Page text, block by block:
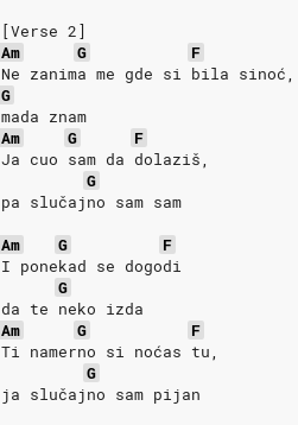
[Verse 2]
Am
G
F
Ne zanima me gde si bila sinoć,
G
mada znam
Am
G
F
Ja cuo sam da dolaziš,
G
pa slučajno sam sam
Am
G
F
I ponekad se dogodi
G
da te neko izda
Am
G
F
Ti namerno si noćas tu,
G
ja slučajno sam pijan